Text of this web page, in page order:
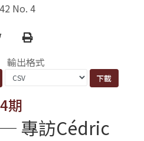
No. 4
Print
輸出格式
期
專訪Cédric